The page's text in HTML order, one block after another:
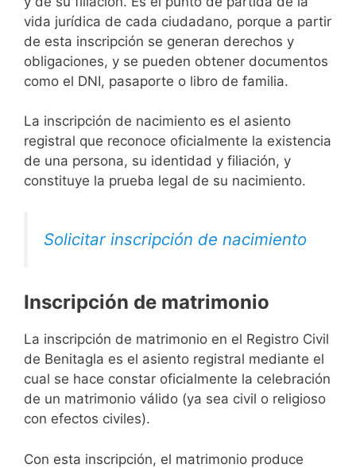
vida jurídica de cada ciudadano, porque a partir
de esta inscripción se generan derechos y
obligaciones, y se pueden obtener documentos
como el DNI, pasaporte o libro de familia.
La inscripción de nacimiento es el asiento
registral que reconoce oficialmente la existencia
de una persona, su identidad y filiación, y
constituye la prueba legal de su nacimiento.
Solicitar inscripción de nacimiento
Inscripción de matrimonio
La inscripción de matrimonio en el Registro Civil
de Benitagla es el asiento registral mediante el
cual se hace constar oficialmente la celebración
de un matrimonio válido (ya sea civil o religioso
con efectos civiles).
Con esta inscripción, el matrimonio produce